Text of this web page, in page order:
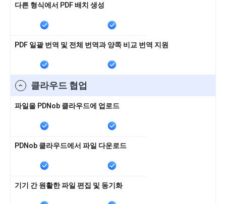
다른 형식에서 PDF 배치 생성
PDF 일괄 번역 및 전체 번역과 양쪽 비교 번역 지원
클라우드 협업
파일을 PDNob 클라우드에 업로드
PDNob 클라우드에서 파일 다운로드
기기 간 원활한 파일 편집 및 동기화